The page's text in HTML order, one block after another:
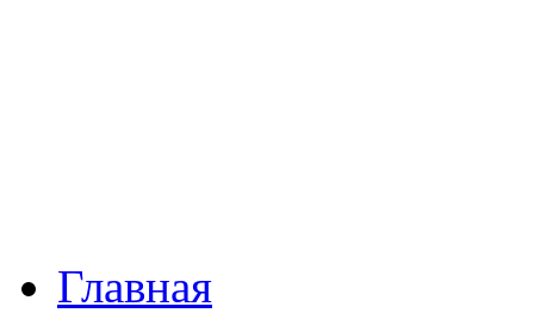
Главная